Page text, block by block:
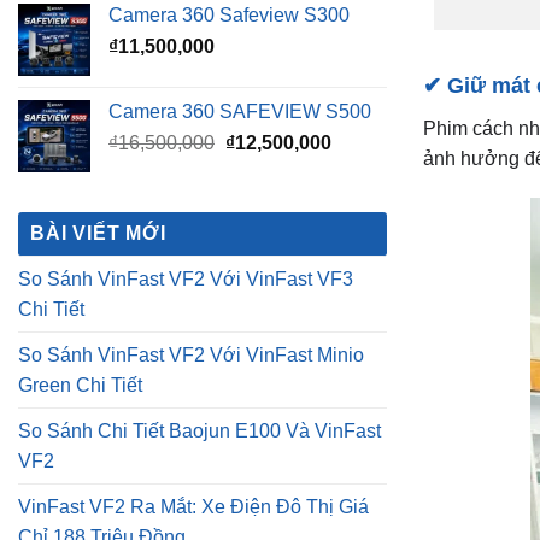
gốc
hiện
₫12,500,000.
So Sánh VinFast VF2 Với VinFast VF3
Chi Tiết
Green Chi Tiết
So Sánh Chi Tiết Baojun E100 Và VinFast
VF2
VinFast VF2 Ra Mắt: Xe Điện Đô Thị Giá
Chỉ 188 Triệu Đồng
VinFast VF2 Có Mấy Màu? Bảng Màu Xe
VF2 Mới Nhất 2026